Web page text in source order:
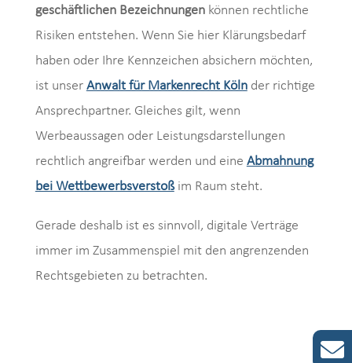
geschäftlichen Bezeichnungenkönnen rechtliche
Risiken entstehen. Wenn Sie hier Klärungsbedarf
haben oder Ihre Kennzeichen absichern möchten,
ist unser Anwalt für Markenrecht Kölnder richtige
Ansprechpartner. Gleiches gilt, wenn
Werbeaussagen oder Leistungsdarstellungen
rechtlich angreifbar werden und eine Abmahnung
bei Wettbewerbsverstoßim Raum steht.
Gerade deshalb ist es sinnvoll, digitale Verträge
immer im Zusammenspiel mit den angrenzenden
Rechtsgebieten zu betrachten.